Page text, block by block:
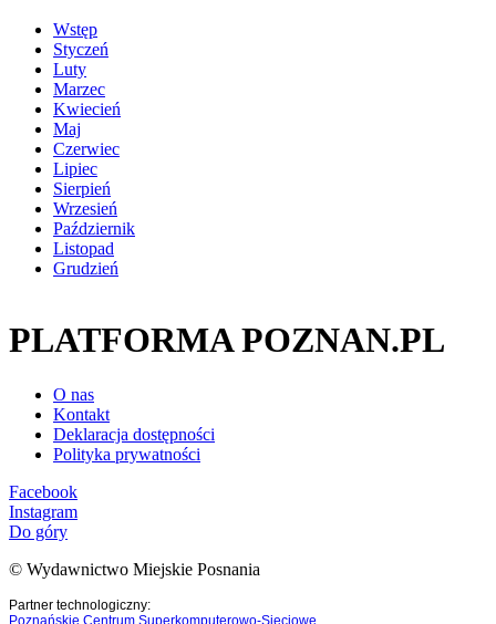
Wstęp
Styczeń
Luty
Marzec
Kwiecień
Maj
Czerwiec
Lipiec
Sierpień
Wrzesień
Październik
Listopad
Grudzień
PLATFORMA POZNAN.PL
O nas
Kontakt
Deklaracja dostępności
Polityka prywatności
Facebook
Instagram
Do góry
© Wydawnictwo Miejskie Posnania
Partner technologiczny:
Poznańskie Centrum Superkomputerowo-Sieciowe